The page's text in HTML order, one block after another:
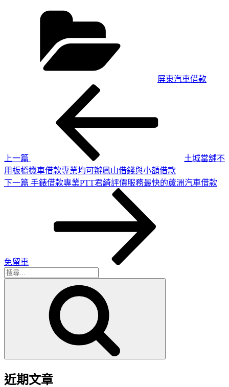
屏東汽車借款
上一篇
土城當舖不
用板橋機車借款專業均可辦鳳山借錢與小額借款
下
下一篇 手錶借款專業PTT君綺評價服務最快的蘆洲汽車借款
免留車
搜
近期文章